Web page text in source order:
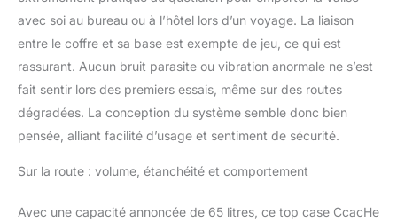
libération rapide de la
botte avec la position de
libération rapide de la
doucement vers l'avant
et ensuite verrouiller le
fond. La partie
d'une poignée en métal,
déplacer. 【Professional
avec soi au bureau ou à l’hôtel lors d’un voyage. La liaison
entre le coffre et sa base est exempte de jeu, ce qui est
rassurant. Aucun bruit parasite ou vibration anormale ne s’est
fait sentir lors des premiers essais, même sur des routes
dégradées. La conception du système semble donc bien
pensée, alliant facilité d’usage et sentiment de sécurité.
Sur la route : volume, étanchéité et comportement
Avec une capacité annoncée de 65 litres, ce top case CcacHe